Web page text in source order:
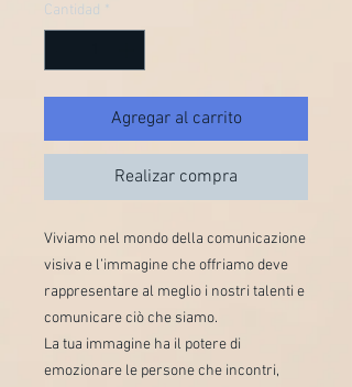
Cantidad *
Agregar al carrito
Realizar compra
Viviamo nel mondo della comunicazione
visiva e l’immagine che offriamo deve
rappresentare al meglio i nostri talenti e
comunicare ciò che siamo.
La tua immagine ha il potere di
emozionare le persone che incontri,